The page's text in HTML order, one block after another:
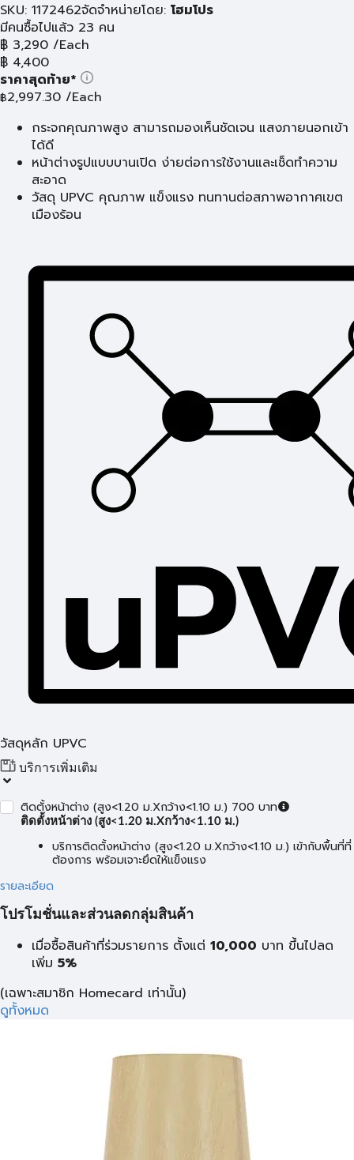
SKU: 1172462จัดจำหน่ายโดย: โฮมโปร
มีคนซื้อไปแล้ว 23 คน
฿ 3,290 /Each
฿ 4,400
ราคาสุดท้าย*
฿2,997.30 /Each
กระจกคุณภาพสูง สามารถมองเห็นชัดเจน แสงภายนอกเข้า
ได้ดี
หน้าต่างรูปแบบบานเปิด ง่ายต่อการใช้งานและเช็ดทำความ
สะอาด
วัสดุ UPVC คุณภาพ แข็งแรง ทนทานต่อสภาพอากาศเขต
เมืองร้อน
วัสดุหลัก UPVC
บริการเพิ่มเติม
ติดตั้งหน้าต่าง (สูง<1.20 ม.Xกว้าง<1.10 ม.) 700 บาท
ติดตั้งหน้าต่าง (สูง<1.20 ม.Xกว้าง<1.10 ม.)
บริการติดตั้งหน้าต่าง (สูง<1.20 ม.Xกว้าง<1.10 ม.) เข้ากับพื้นที่ที่
ต้องการ พร้อมเจาะยึดให้แข็งแรง
รายละเอียด
โปรโมชั่นและส่วนลดกลุ่มสินค้า
เมื่อซื้อสินค้าที่ร่วมรายการ ตั้งแต่ 10,000 บาท ขึ้นไปลด
เพิ่ม 5%
(เฉพาะสมาชิก Homecard เท่านั้น)
ดูทั้งหมด